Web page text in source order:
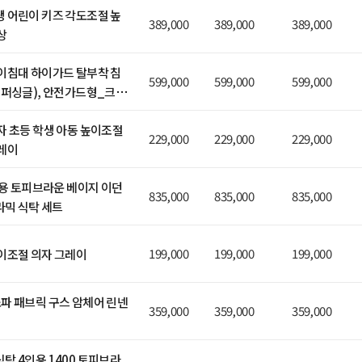
어린이 키즈 각도조절 높
389,000 389,000 389,000
침대 하이가드 탈부착 침
싱글), 안전가드형_크림
599,000 599,000 599,000
초등 학생 아동 높이조절
이
229,000 229,000 229,000
토피브라운 베이지 이던
믹 식탁 세트
835,000 835,000 835,000
조절 의자 그레이 199,000 199,000 199,000
패브릭 구스 암체어 린넨
359,000 359,000 359,000